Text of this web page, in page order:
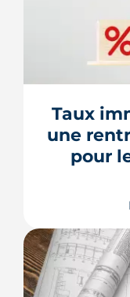
Taux
une
pour